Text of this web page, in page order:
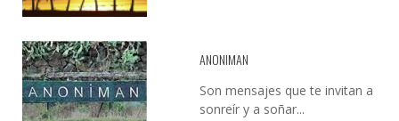
ANONIMAN
Son mensajes que te invitan a
sonreír y a soñar...